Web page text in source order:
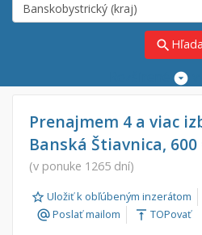
Banskobystrický (kraj)
search
Predaj
Prenájom
Od:
Do:
Prenajmem 4 a viac
Banská Štiavnica, 600
(v ponuke 1265 dní)
Uložiť k obľúbeným inzerátom
alternate_emailPoslať mailom vertical_align_top TOPovať